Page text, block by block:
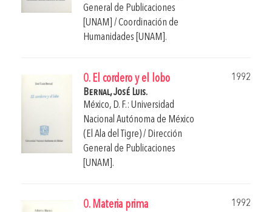
General de Publicaciones
[UNAM] / Coordinación de
Humanidades [UNAM].
0. El cordero y el lobo
1992
Bernal, José Luis.
México, D. F.: Universidad
Nacional Autónoma de México
(El Ala del Tigre) / Dirección
General de Publicaciones
[UNAM].
0. Materia prima
1992